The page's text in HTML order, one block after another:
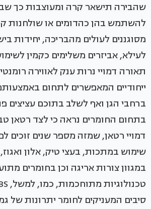
שהבירה תישאר קרה ומעוצבות כך
להשתמש בהן כהדומים או שולחנות
מסוגננים לעולים מהבריכה, יחידות
לעילא, אביזרים משלימים כקמין
תאורה דמויי נרות ענק לאווירה
ייחודיים המאפשרים לתחום
ברחבי הגן ואף לשלב בתוכם עציצים
בתחום החומרים נראה כי לצד רטאן
דמויי רטאן, שמזה מספר שנים זוכים
שימוש במתכות, בעצי טיק, אלון
במגוון צורות אריגה וכן בחומרים
סיבים המעניקים לחומר יתרונות של